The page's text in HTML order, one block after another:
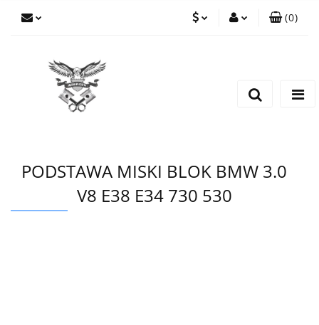
(0)
PODSTAWA MISKI BLOK BMW 3.0
V8 E38 E34 730 530